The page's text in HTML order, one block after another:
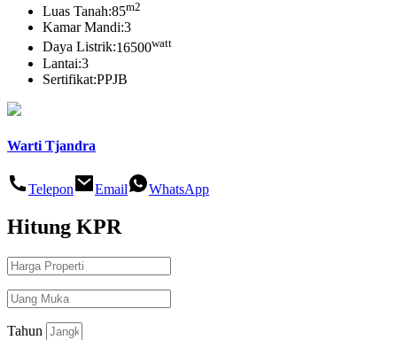
Luas Tanah:85m2
Kamar Mandi:3
Daya Listrik:16500watt
Lantai:3
Sertifikat:PPJB
Warti Tjandra
Telepon Email WhatsApp
Hitung KPR
Tahun